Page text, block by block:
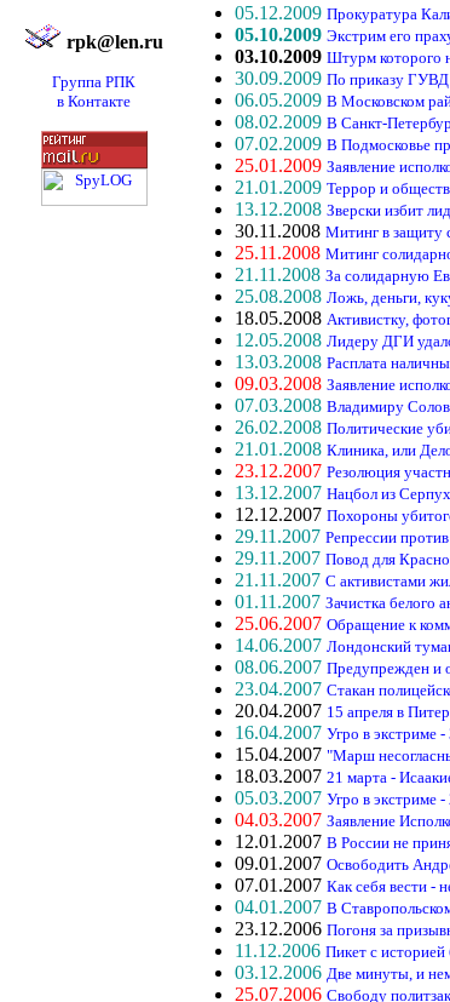
rpk@len.ru
Группа РПК
в Контакте
05.12.2009 Прокуратура
05.10.2009 Экстрим его
03.10.2009 Штурм которого
30.09.2009 По приказу ГУВД
06.05.2009 В Московском
08.02.2009 В Санкт-
07.02.2009 В Подмосковье
25.01.2009 Заявление
21.01.2009 Террор и
13.12.2008 Зверски избит
30.11.2008 Митинг в защиту
25.11.2008 Митинг
21.11.2008 За солидарную
25.08.2008 Ложь, деньги,
18.05.2008 Активистку,
12.05.2008 Лидеру ДГИ
13.03.2008 Расплата
09.03.2008 Заявление
07.03.2008 Владимиру
26.02.2008 Политические
21.01.2008 Клиника, или
23.12.2007 Резолюция
13.12.2007 Нацбол из
12.12.2007 Похороны
29.11.2007 Репрессии
29.11.2007 Повод для
21.11.2007 С активистами
01.11.2007 Зачистка белого
25.06.2007 Обращение к
14.06.2007 Лондонский
08.06.2007 Предупрежден и
23.04.2007 Стакан
20.04.2007 15 апреля в
16.04.2007 Угро в экстриме -
15.04.2007 "Марш
18.03.2007 21 марта -
05.03.2007 Угро в экстриме -
04.03.2007 Заявление
12.01.2007 В России не
09.01.2007 Освободить
07.01.2007 Как себя вести -
04.01.2007 В
23.12.2006 Погоня за
11.12.2006 Пикет с историей
03.12.2006 Две минуты, и
25.07.2006 Свободу